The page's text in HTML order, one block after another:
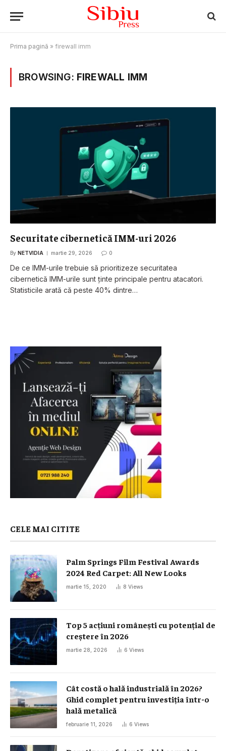
Prima pagină » firewall imm
BROWSING: FIREWALL IMM
Securitate cibernetică IMM-uri 2026
By NETVIDIA martie 29, 2026 0
De ce IMM-urile trebuie să prioritizeze securitatea
cibernetică IMM-urile sunt ținte principale pentru atacatori.
Statisticile arată că peste 40% dintre…
CELE MAI CITITE
Palm Springs Film Festival Awards
2024 Red Carpet: All New Looks
martie 15, 2020 8 Views
Top 5 acțiuni românești cu potențial de
creștere în 2026
martie 28, 2026 6 Views
Cât costă o hală industrială în 2026?
Ghid complet pentru investiția într-o
hală metalică
februarie 11, 2026 6 Views